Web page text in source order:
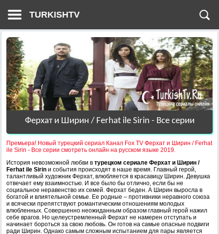
TURKISHTV
Ферхат и Ширин / Ferhat ile Sirin - Все серии
Премьера! Новый турецкий сериал Канал Fox TV Ферхат и Ширин / Ferhat
ile Sirin - Все серии смотреть онлайн на русском языке 2019.
История невозможной любви в турецком сериале Ферхат и Ширин /
Ferhat ile Sirin и события происходят в наше время. Главный герой,
талантливый художник Ферхат, влюбляется в красавицу Ширин. Девушка
отвечает ему взаимностью. И все было бы отлично, если бы не
социальное неравенство их семей. Ферхат беден. А Ширин выросла в
богатой и влиятельной семье. Ее родные – противники неравного союза
и всячески препятствуют романтическим отношениям молодых
влюбленных. Совершенно неожиданным образом главный герой нажил
себе врагов. Но целеустремленный Ферхат не намерен отступать и
начинает бороться за свою любовь. Он готов на самые опасные подвиги
ради Ширин. Однако самым сложным испытанием для пары является